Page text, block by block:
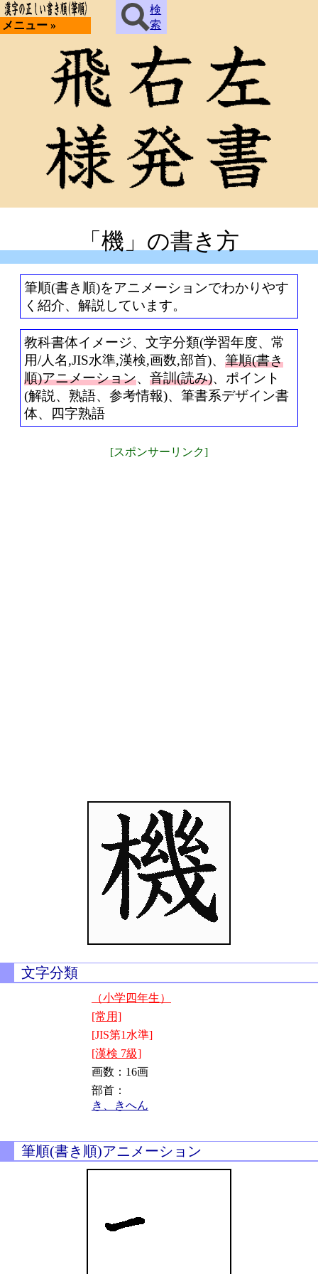
メニュー »
検
索
「機」の書き方
筆順(書き順)をアニメーションでわかりやす
く紹介、解説しています。
教科書体イメージ、文字分類(学習年度、常
用/人名,JIS水準,漢検,画数,部首)、 筆順(書き
順)アニメーション、 音訓(読み)、ポイント
(解説、熟語、参考情報)、筆書系デザイン書
体、四字熟語
[スポンサーリンク]
文字分類
（小学四年生）
[常用]
[JIS第1水準]
[漢検 7級]
画数：16画
部首：
き、きへん
筆順(書き順)アニメーション